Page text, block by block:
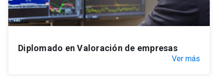
Diplomado en Valoración de empresas
Ver más